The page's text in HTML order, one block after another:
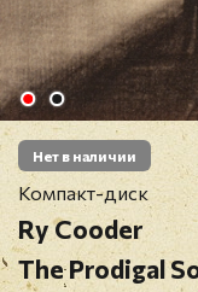
Нет в наличии
Компакт-диск
Ry Cooder
The Prodigal